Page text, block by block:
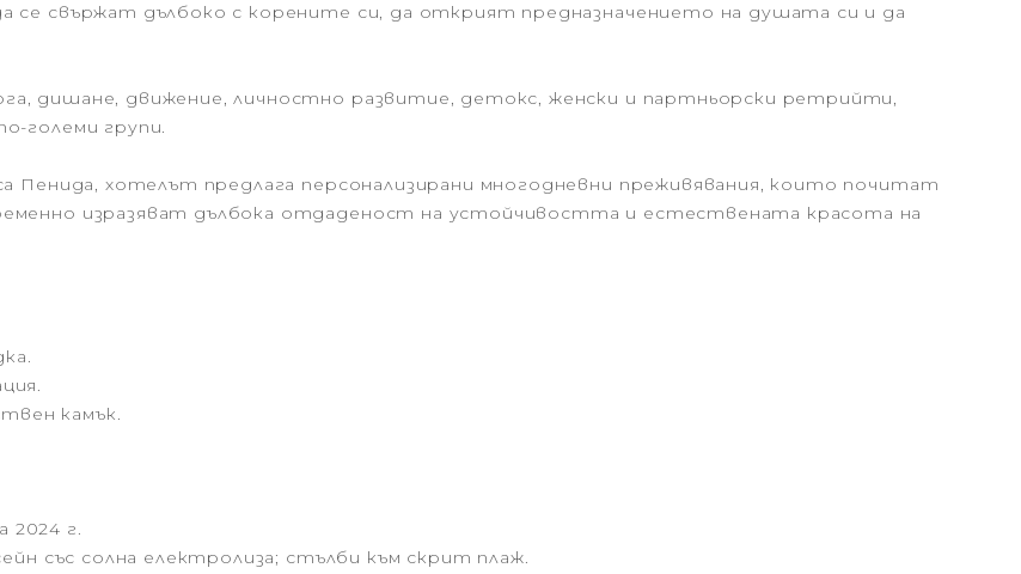
се свържат дълбоко с корените си, да открият предназначението на душата си и да
дишане, движение, личностно развитие, детокс, женски и партньорски ретрийти,
големи групи.
Пенида, хотелът предлага персонализирани многодневни преживявания, които почитат
изразяват дълбока отдаденост на устойчивостта и естествената красота на
камък.
2024 г.
със солна електролиза; стълби към скрит плаж.